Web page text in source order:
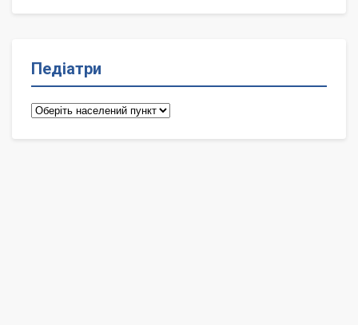
Педіатри
Педіатри